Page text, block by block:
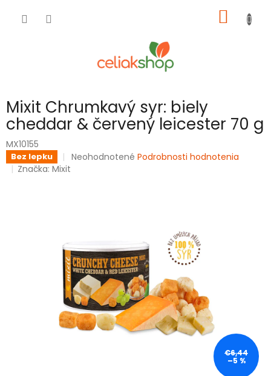
KOŠÍK
Mixit Chrumkavý syr: biely
cheddar & červený leicester 70 g
MX10155
Bez lepku
Priemerné
Neohodnotené Podrobnosti hodnotenia
Značka:Mixit
€6,44
–5 %